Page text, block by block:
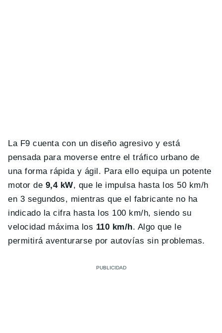
La F9 cuenta con un diseño agresivo y está
pensada para moverse entre el tráfico urbano de
una forma rápida y ágil. Para ello equipa un potente
motor de 9,4 kW, que le impulsa hasta los 50 km/h
en 3 segundos, mientras que el fabricante no ha
indicado la cifra hasta los 100 km/h, siendo su
velocidad máxima los 110 km/h. Algo que le
permitirá aventurarse por autovías sin problemas.